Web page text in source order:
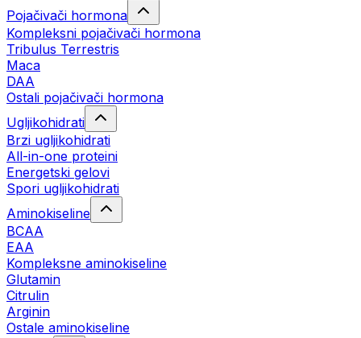
Pojačivači hormona
Kompleksni pojačivači hormona
Tribulus Terrestris
Maca
DAA
Ostali pojačivači hormona
Ugljikohidrati
Brzi ugljikohidrati
All-in-one proteini
Energetski gelovi
Spori ugljikohidrati
Aminokiseline
BCAA
EAA
Kompleksne aminokiseline
Glutamin
Citrulin
Arginin
Ostale aminokiseline